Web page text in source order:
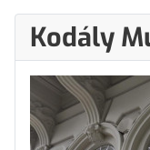
Kodály